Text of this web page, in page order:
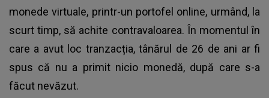
monede virtuale, printr-un portofel online, urmând, la
scurt timp, să achite contravaloarea. În momentul în
care a avut loc tranzacția, tânărul de 26 de ani ar fi
spus că nu a primit nicio monedă, după care s-a
făcut nevăzut.